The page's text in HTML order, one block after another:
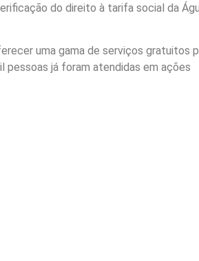
do direito à tarifa social da
uma gama de serviços gratuitos
pessoas já foram atendidas em ações